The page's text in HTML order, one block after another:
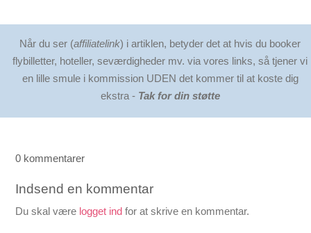
Når du ser (affiliatelink) i artiklen, betyder det at hvis du booker
flybilletter, hoteller, seværdigheder mv. via vores links, så tjener vi
en lille smule i kommission UDEN det kommer til at koste dig
ekstra - Tak for din støtte
0 kommentarer
Indsend en kommentar
Du skal være logget ind for at skrive en kommentar.